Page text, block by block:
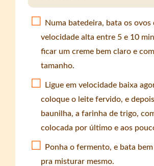
Numa batedeira, bata os ovos
velocidade alta entre 5 e 10
ficar um creme bem claro e
tamanho.
Ligue em velocidade baixa
coloque o leite fervido, e
baunilha, a farinha de trigo,
colocada por último e aos
Ponha o fermento, e bata
pra misturar mesmo.